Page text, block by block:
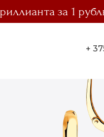
за 1 рубль
+